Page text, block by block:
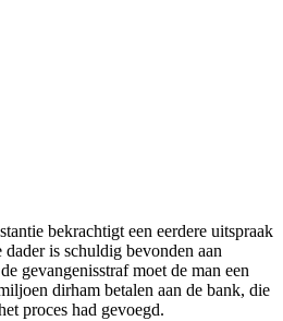
bekrachtigt een eerdere uitspraak
is schuldig bevonden aan
gevangenisstraf moet de man een
dirham betalen aan de bank, die
proces had gevoegd.